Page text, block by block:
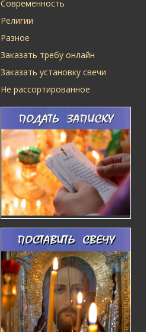
Современность
Религии
Разное
Заказать требу онлайн
Заказать установку свечи
Не рассортированное